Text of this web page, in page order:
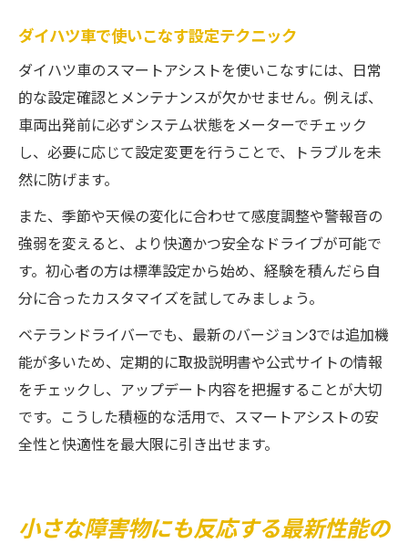
ダイハツ車で使いこなす設定テクニック
ダイハツ車のスマートアシストを使いこなすには、日常
的な設定確認とメンテナンスが欠かせません。例えば、
車両出発前に必ずシステム状態をメーターでチェック
し、必要に応じて設定変更を行うことで、トラブルを未
然に防げます。
また、季節や天候の変化に合わせて感度調整や警報音の
強弱を変えると、より快適かつ安全なドライブが可能で
す。初心者の方は標準設定から始め、経験を積んだら自
分に合ったカスタマイズを試してみましょう。
ベテランドライバーでも、最新のバージョン3では追加機
能が多いため、定期的に取扱説明書や公式サイトの情報
をチェックし、アップデート内容を把握することが大切
です。こうした積極的な活用で、スマートアシストの安
全性と快適性を最大限に引き出せます。
小さな障害物にも反応する最新性能の